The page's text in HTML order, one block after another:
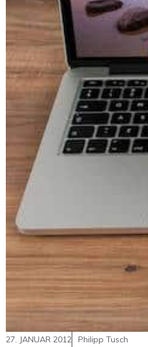
27. JANUAR 2012 Philipp Tusch